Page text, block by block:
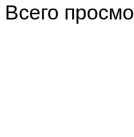
Всего